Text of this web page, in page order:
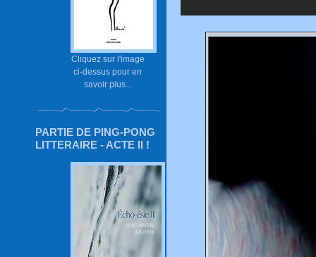
Cliquez sur l'image
ci-dessus pour en
savoir plus...
PARTIE DE PING-PONG
LITTERAIRE - ACTE II !